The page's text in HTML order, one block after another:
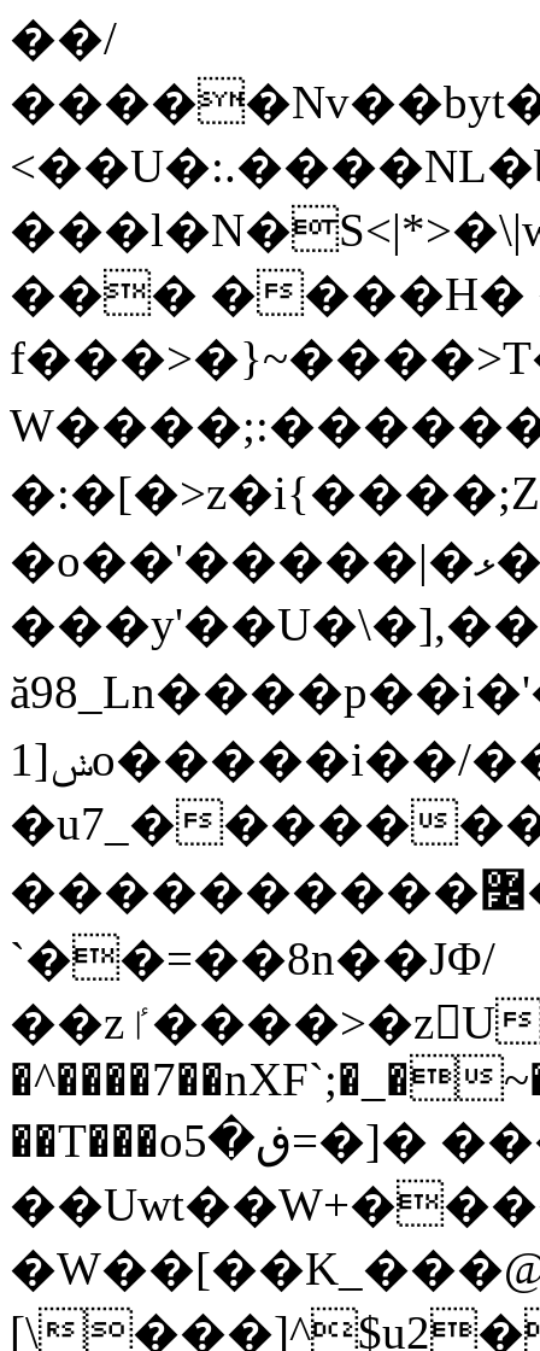
��/
��� ����H�
�:�[�>z�i{����;Z
�o��'�����|�ޅ�i��|
ݭ[1o�����i��/���b:i1�
�u7_�����
����������߼�>}���?�ϖW���
`��=��8n��JΦ/
��zٵ����>�zU��ʤC�k�I��?}��?
�^����7��nXF`;�_�
��T���oڧ�5=�]� ���Y�݈qt�"�@�/
[\